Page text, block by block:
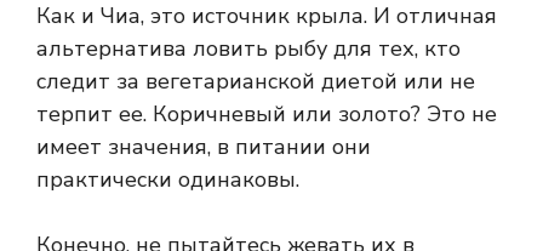
Как и Чиа, это источник крыла. И отличная
альтернатива ловить рыбу для тех, кто
следит за вегетарианской диетой или не
терпит ее. Коричневый или золото? Это не
имеет значения, в питании они
практически одинаковы.